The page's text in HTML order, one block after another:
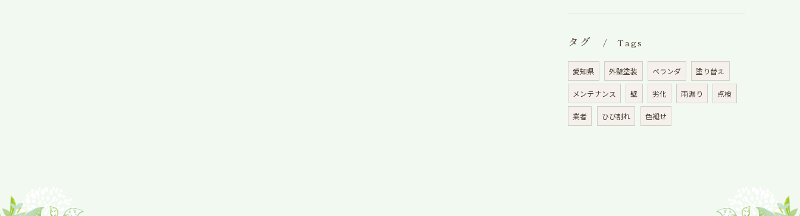
タグ Tags
愛知県 外壁塗装 ベランダ 塗り替え
メンテナンス 壁 劣化 雨漏り 点検
業者 ひび割れ 色褪せ